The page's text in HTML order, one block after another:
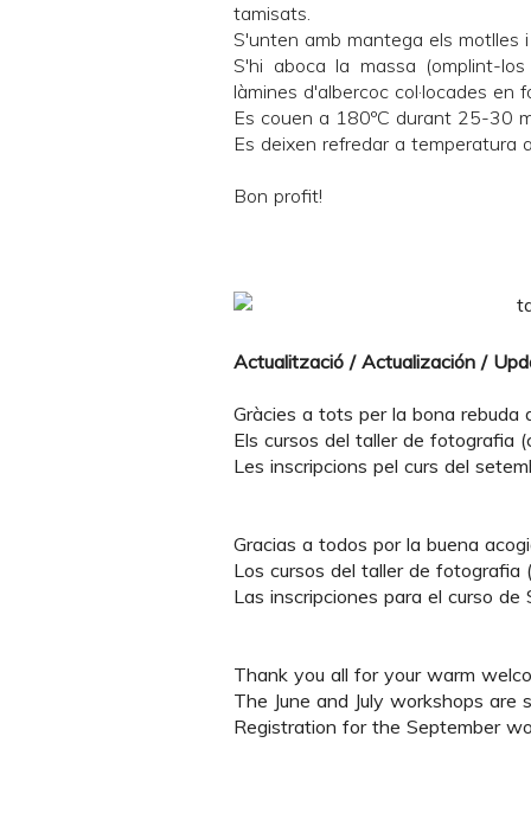
tamisats.
S'unten amb mantega els motlles
S'hi aboca la massa (omplint-
làmines d'albercoc col·locades en
Es couen a 180ºC durant 25-30
Es deixen refredar a temperatura
Bon profit!
Actualització / Actualización /
Gràcies a tots per la bona rebuda
Els cursos del taller de fotografia
Les inscripcions pel curs del
Gracias a todos por la buena
Los cursos del taller de fotografia
Las inscripciones para el curso
Thank you all for your warm
The June and July workshops are
Registration for the September